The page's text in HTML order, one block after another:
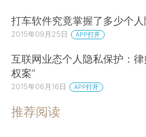
打车软件究竟掌握了多少个
2015年09月25日 APP打开
互联网业态个人隐私保护：律
权案”
2015年06月16日 APP打开
推荐阅读